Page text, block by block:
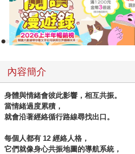
內容簡介
身體與情緒會彼此影響，相互共振。
當情緒過度累積，
就會沿著經絡循行路線尋找出口。
每個人都有 12 經絡人格，
它們就像身心共振地圖的導航系統，